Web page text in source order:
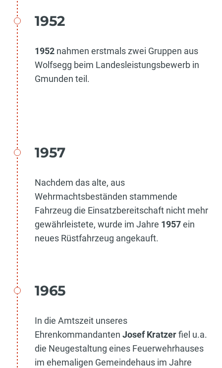
1952
1952 nahmen erstmals zwei Gruppen aus
Wolfsegg beim Landesleistungsbewerb in
Gmunden teil.
1957
​Nachdem das alte, aus
Wehrmachtsbeständen stammende
Fahrzeug die Einsatzbereitschaft nicht mehr
gewährleistete, wurde im Jahre 1957ein
neues Rüstfahrzeug angekauft.
1965
In die Amtszeit unseres
Ehrenkommandanten Josef Kratzerfiel u.a.
die Neugestaltung eines Feuerwehrhauses
im ehemaligen Gemeindehaus im Jahre